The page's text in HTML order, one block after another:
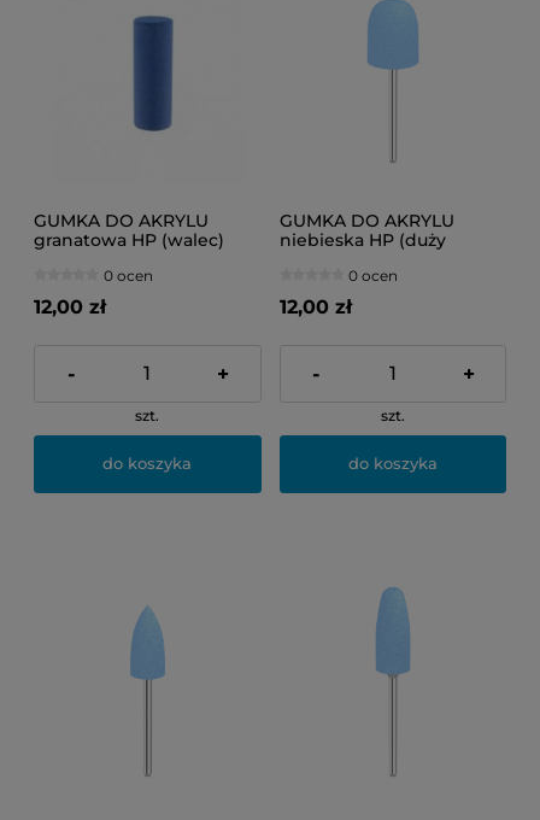
GUMKA DO AKRYLU
granatowa HP (walec)
0 ocen
12,00 zł
- +
szt.
do koszyka
GUMKA DO AKRYLU
niebieska HP (duży
0 ocen
12,00 zł
- +
szt.
do koszyka